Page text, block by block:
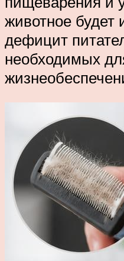
животное будет
дефицит
необходимых